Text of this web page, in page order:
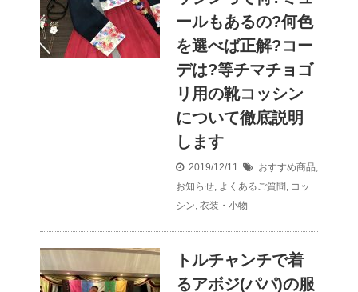
ールもあるの?何色
を選べば正解?コー
デは?等チマチョゴ
リ用の靴コッシン
について徹底説明
します
2019/12/11 おすすめ商品,
お知らせ, よくあるご質問, コッ
シン, 衣装・小物
トルチャンチで着
るアボジ(パパ)の服